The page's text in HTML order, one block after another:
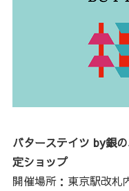
バターステイツ by銀
定ショップ
開催場所：東京駅改札